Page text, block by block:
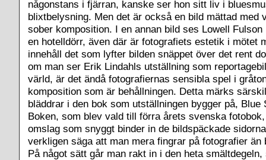
någonstans i fjärran, kanske ser hon sitt liv i
blixtbelysning. Men det är också en bild mättad med
sober komposition. I en annan bild ses Lowell Fulson
en hotelldörr, även där är fotografiets estetik i mötet
innehåll det som lyfter bilden snäppet över det rent
om man ser Erik Lindahls utställning som
värld, är det ändå fotografiernas sensibla spel i
komposition som är behållningen. Detta märks
bläddrar i den bok som utställningen bygger på, Blue
Boken, som blev vald till förra årets svenska
omslag som snyggt binder in de bildspäckade
verkligen säga att man mera fingrar på fotografier än
På något sätt går man rakt in i den heta